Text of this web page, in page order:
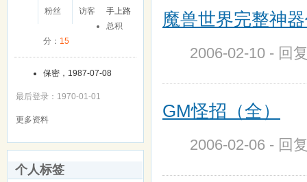
粉丝
访客
手上路
总积
分： 15
保密，1987-07-08
最后登录：1970-01-01
更多资料
个人标签
魔兽世界完整神
2006-02-10 - 回
GM怪招（全）
2006-02-06 - 回